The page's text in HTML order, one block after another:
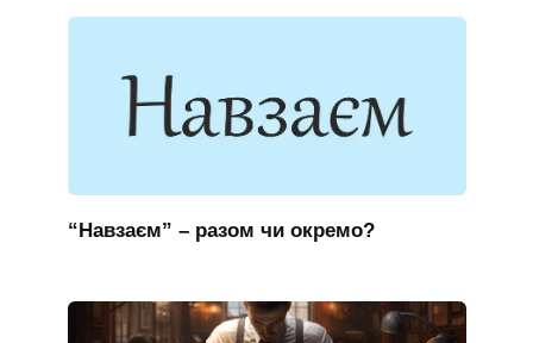
“Навзаєм” – разом чи окремо?